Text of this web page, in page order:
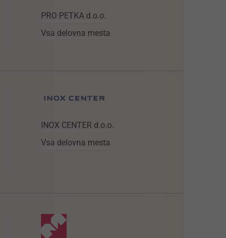
PRO PETKA d.o.o.
Vsa delovna mesta
INOX CENTER d.o.o.
Vsa delovna mesta